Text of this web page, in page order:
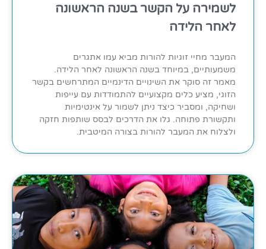
לשמירה על הקשר בשנה הראשונה
לאחר הלידה
המעבר מחיי זוגיות להורות מביא עמו אתגרים
משמעותיים, במיוחד בשנה הראשונה לאחר הלידה.
מאמר זה סוקר את השינויים הדינמיים המתרחשים בקשר
הזוגי, מציע כלים מקצועיים להתמודדות עם עייפות
ושחיקה, ומסביר כיצד ניתן לשמור על אינטימיות
ותקשורת פתוחה. גלו את הדרכים לבסס שותפות חזקה
ולצלוח את המעבר להורות בצורה המיטבית.